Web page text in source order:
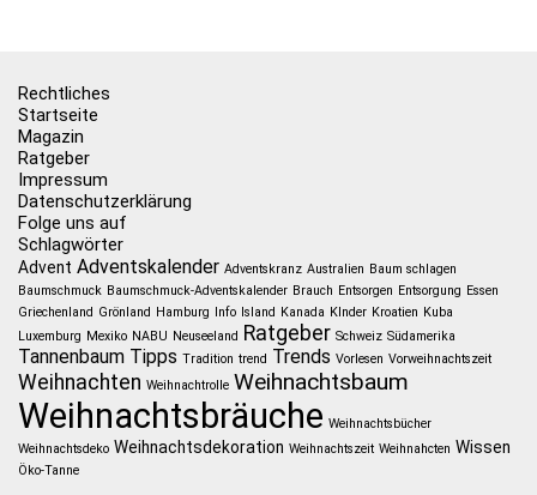
Rechtliches
Startseite
Magazin
Ratgeber
Impressum
Datenschutzerklärung
Folge uns auf
Schlagwörter
Advent Adventskalender Adventskranz Australien Baum schlagen
Baumschmuck Baumschmuck-Adventskalender Brauch Entsorgen Entsorgung Essen
Griechenland Grönland Hamburg Info Island Kanada KInder Kroatien Kuba
Luxemburg Mexiko NABU Neuseeland Ratgeber Schweiz Südamerika
Tannenbaum Tipps Tradition trend Trends Vorlesen Vorweihnachtszeit
Weihnachten Weihnachtrolle Weihnachtsbaum
Weihnachtsbräuche Weihnachtsbücher
Weihnachtsdeko Weihnachtsdekoration Weihnachtszeit Weihnahcten Wissen
Öko-Tanne